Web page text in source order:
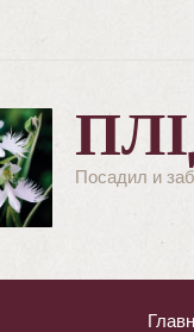
Посадил и